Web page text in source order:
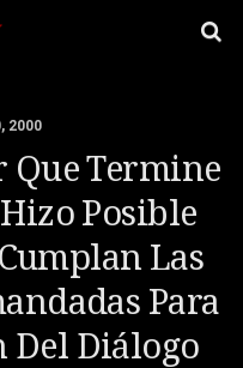
2000
Termine
Posible
Las
Para
Del Diálogo